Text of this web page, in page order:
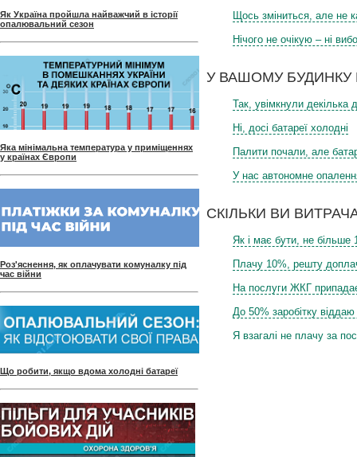
Як Україна пройшла найважчий в історії
опалювальний сезон
Яка мінімальна температура у приміщеннях
у країнах Європи
Роз'яснення, як оплачувати комуналку під
час війни
Що робити, якщо вдома холодні батареї
Щось зміниться, але не
Нічого не очікую – ні
У ВАШОМУ БУДИНКУ
Так, увімкнули декілька
Ні, досі батареї холодні
Палити почали, але
У нас автономне
СКІЛЬКИ ВИ
Як і має бути, не більше
Плачу 10%, решту
На послуги ЖКГ
До 50% заробітку
Я взагалі не плачу за